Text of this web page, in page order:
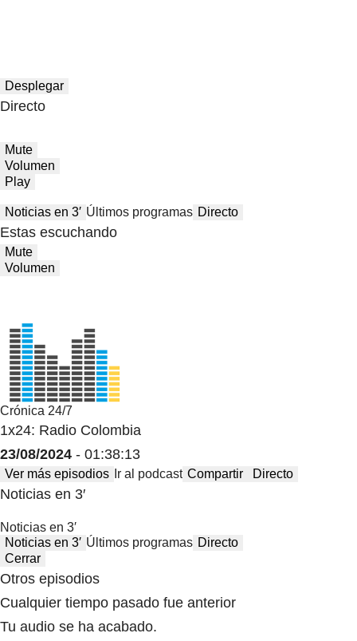
Desplegar
Directo
Mute
Volumen
Play
Noticias en 3′ Últimos programas Directo
Estas escuchando
Mute
Volumen
Crónica 24/7
1x24: Radio Colombia
23/08/2024 - 01:38:13
Ver más episodios Ir al podcast Compartir Directo
Noticias en 3′
Noticias en 3′
Noticias en 3′ Últimos programas Directo
Cerrar
Otros episodios
Cualquier tiempo pasado fue anterior
Tu audio se ha acabado.